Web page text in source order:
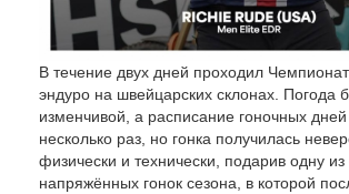
В течение двух дней проходил
эндуро на швейцарских склонах. Погода
изменчивой, а расписание гоночных
несколько раз, но гонка получилась
физически и технически, подарив одну
напряжённых гонок сезона, в которой